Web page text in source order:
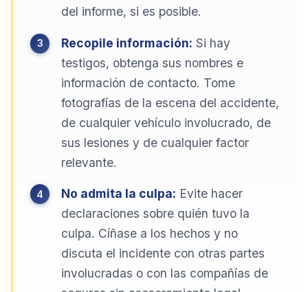
del informe, si es posible.
Recopile información: Si hay
testigos, obtenga sus nombres e
información de contacto. Tome
fotografías de la escena del accidente,
de cualquier vehículo involucrado, de
sus lesiones y de cualquier factor
relevante.
No admita la culpa: Evite hacer
declaraciones sobre quién tuvo la
culpa. Cíñase a los hechos y no
discuta el incidente con otras partes
involucradas o con las compañías de